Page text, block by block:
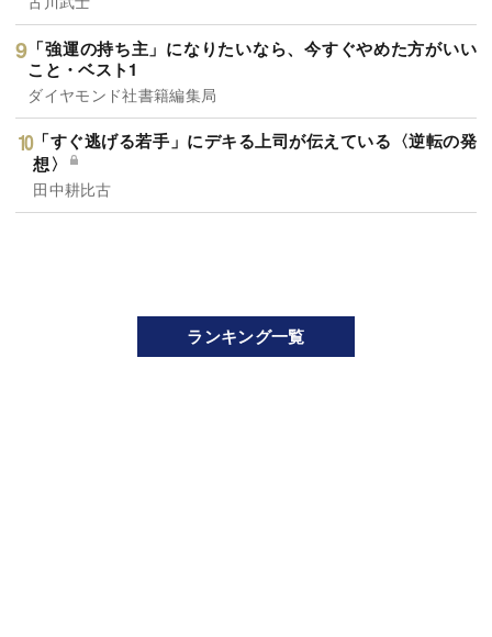
「強運の持ち主」になりたいなら、今すぐやめた方がいい
こと・ベスト1
ダイヤモンド社書籍編集局
「すぐ逃げる若手」にデキる上司が伝えている〈逆転の発
想〉
田中耕比古
ランキング一覧